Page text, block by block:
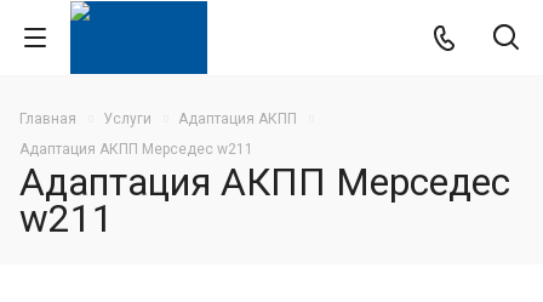
Главная Услуги
Адаптация АКПП
Адаптация АКПП Мерседес w211
Адаптация АКПП Мерседес
w211